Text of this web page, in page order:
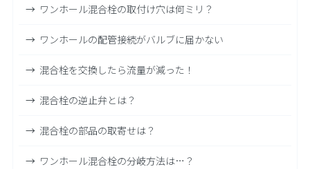
ワンホール混合栓の取付け穴は何ミリ？
ワンホールの配管接続がバルブに届かない
混合栓を交換したら流量が減った！
混合栓の逆止弁とは？
混合栓の部品の取寄せは？
ワンホール混合栓の分岐方法は…？